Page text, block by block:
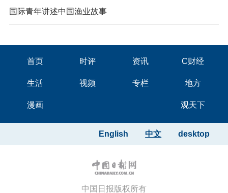
国际青年讲述中国渔业故事
首页 时评 资讯 C财经
生活 视频 专栏 地方
漫画 观天下
desktop
中文
English
中国日报版权所有